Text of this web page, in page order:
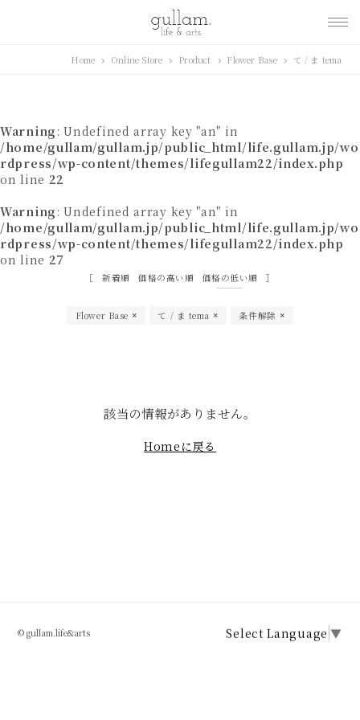
Home Online Store Product Flower Base て / ま tema
Warning : Undefined array key "an" in
/home/gullam/gullam.jp/public_html/life.gullam.jp/wo
rdpress/wp-content/themes/lifegullam22/index.php
on line 22
Warning : Undefined array key "an" in
/home/gullam/gullam.jp/public_html/life.gullam.jp/wo
rdpress/wp-content/themes/lifegullam22/index.php
on line 27
新着順 価格の高い順 価格の低い順
Flower Base て / ま tema 条件解除
該当の情報がありません。
Homeに戻る
© gullam.life&arts Select Language ▼